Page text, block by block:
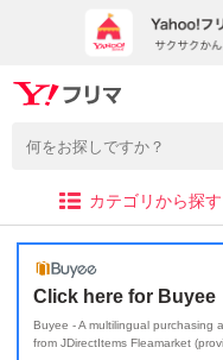
カテゴリから探す
Click here for Buyee
Buyee - A multilingual purchasing
from JDirectItems Fleamarket